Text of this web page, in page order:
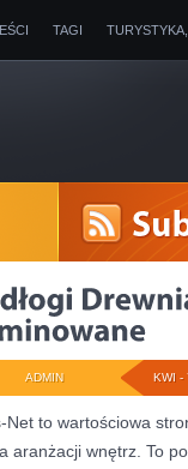
TAGI
KWI -
ADMIN
Net to wartościowa
aranżacji wnętrz. To